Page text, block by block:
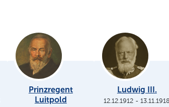
Prinzregent
Luitpold
Ludwig III.
12.12.1912 -13.11.1918